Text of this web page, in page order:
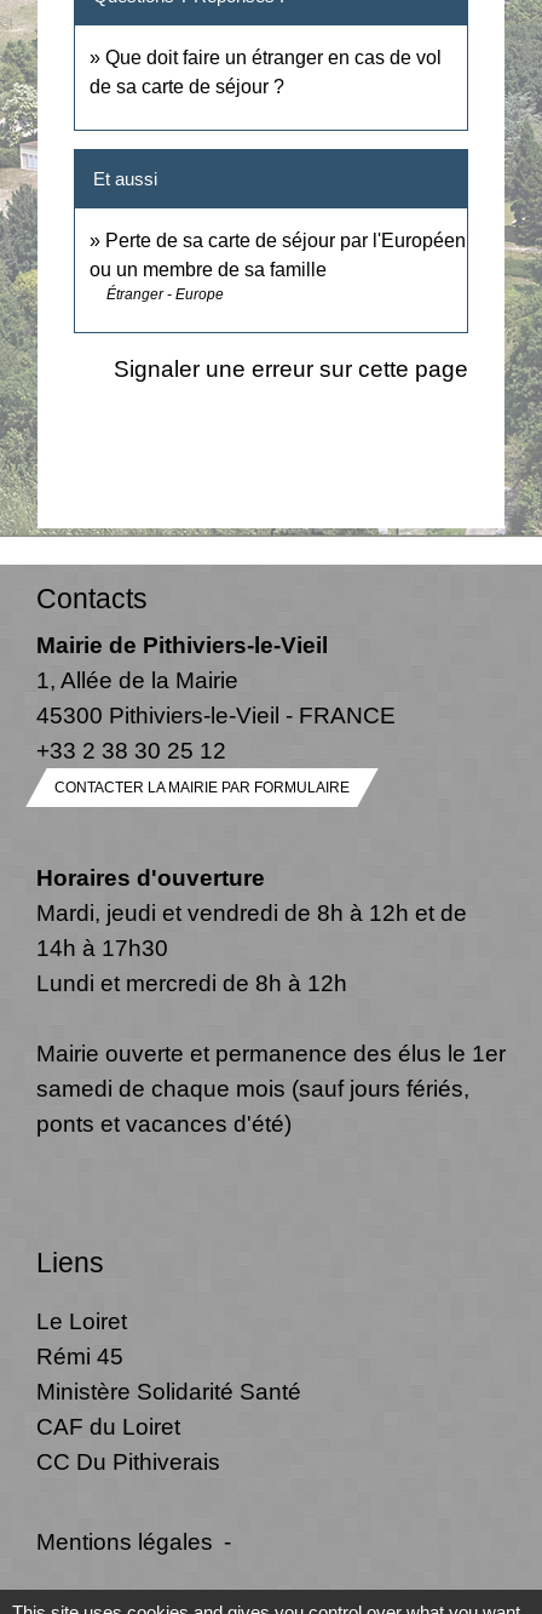
Que doit faire un étranger en cas de vol
de sa carte de séjour ?
Et aussi
Perte de sa carte de séjour par l'Européen
ou un membre de sa famille
Étranger - Europe
Signaler une erreur sur cette page
Contacts
Mairie de Pithiviers-le-Vieil
1, Allée de la Mairie
45300 Pithiviers-le-Vieil - FRANCE
+33 2 38 30 25 12
CONTACTER LA MAIRIE PAR FORMULAIRE
Horaires d'ouverture
Mardi, jeudi et vendredi de 8h à 12h et de
14h à 17h30
Lundi et mercredi de 8h à 12h
Mairie ouverte et permanence des élus le 1er
samedi de chaque mois (sauf jours fériés,
ponts et vacances d'été)
Liens
Le Loiret
Rémi 45
Ministère Solidarité Santé
CAF du Loiret
CC Du Pithiverais
Mentions légales -
Politique de confidentialité - Accessibilité -